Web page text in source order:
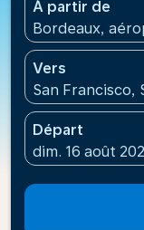
À partir de
Bordeaux,
Vers
San Francisco,
Départ
fc-booking-
dim. 16 août